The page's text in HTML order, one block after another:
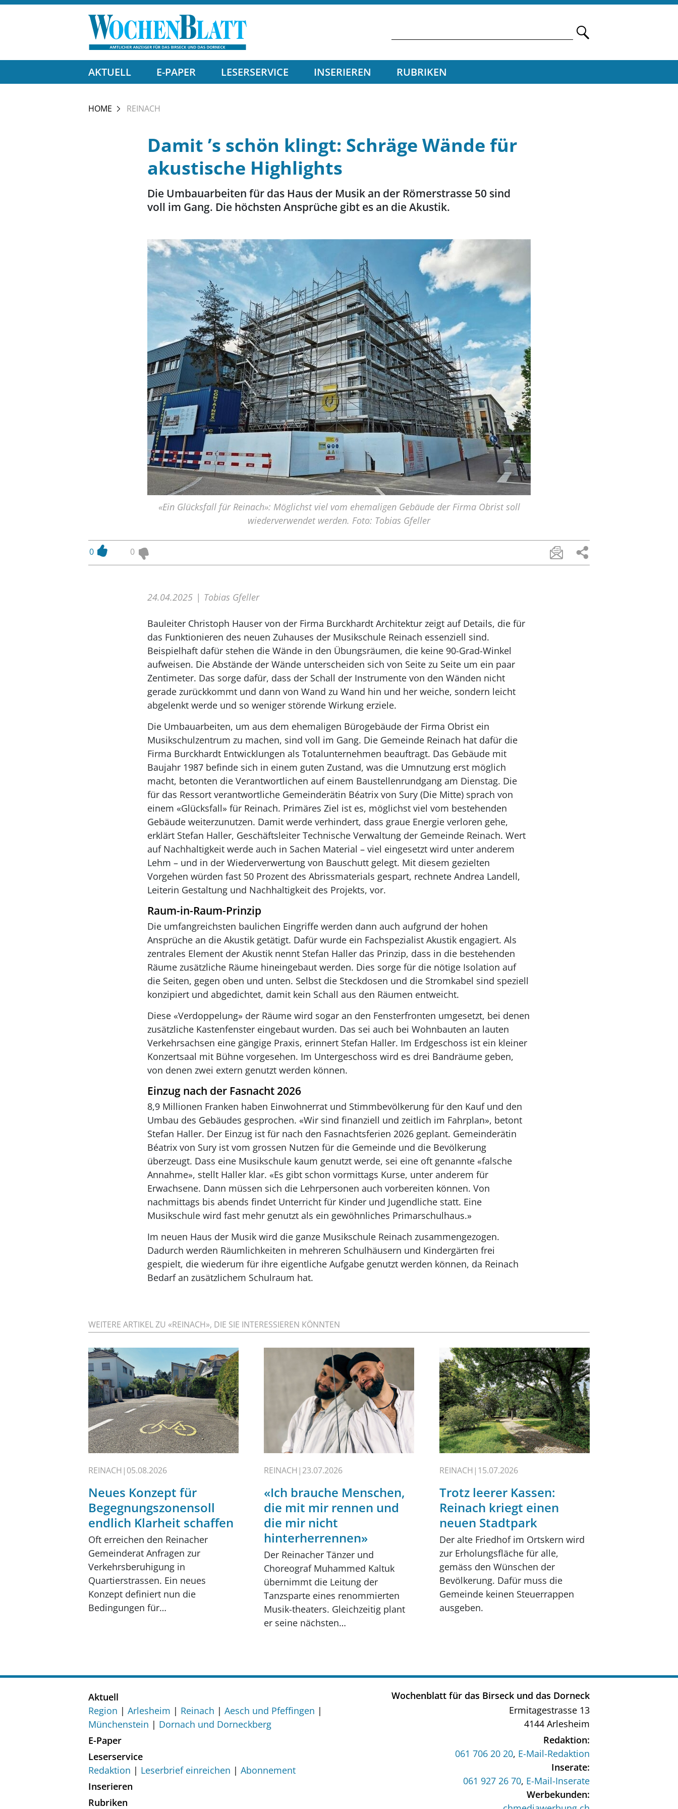
AKTUELL E-PAPER LESERSERVICE INSERIEREN RUBRIKEN
HOME REINACH
Damit ’s schön klingt: Schräge Wände für
akustische Highlights
Die Umbauarbeiten für das Haus der Musik an der Römerstrasse 50 sind
voll im Gang. Die höchsten Ansprüche gibt es an die Akustik.
«Ein Glücksfall für Reinach»: Möglichst viel vom ehemaligen Gebäude der Firma Obrist soll
wiederverwendet werden. Foto: Tobias Gfeller
0 0
24.04.2025 Tobias Gfeller
Bauleiter Christoph Hauser von der Firma Burckhardt Architektur zeigt auf Details, die für
das Funktionieren des neuen Zuhauses der Musikschule Reinach essenziell sind.
Beispielhaft dafür stehen die Wände in den Übungsräumen, die keine 90-Grad-Winkel
aufweisen. Die Abstände der Wände unterscheiden sich von Seite zu Seite um ein paar
Zentimeter. Das sorge dafür, dass der Schall der Instrumente von den Wänden nicht
gerade zurückkommt und dann von Wand zu Wand hin und her weiche, sondern leicht
abgelenkt werde und so weniger störende Wirkung erziele.
Die Umbauarbeiten, um aus dem ehemaligen Bürogebäude der Firma Obrist ein
Musikschulzentrum zu machen, sind voll im Gang. Die Gemeinde Reinach hat dafür die
Firma Burckhardt Entwicklungen als Totalunternehmen beauftragt. Das Gebäude mit
Baujahr 1987 befinde sich in einem guten Zustand, was die Umnutzung erst möglich
macht, betonten die Verantwortlichen auf einem Baustellenrundgang am Dienstag. Die
für das Ressort verantwortliche Gemeinderätin Béatrix von Sury (Die Mitte) sprach von
einem «Glücksfall» für Reinach. Primäres Ziel ist es, möglichst viel vom bestehenden
Gebäude weiterzunutzen. Damit werde verhindert, dass graue Energie verloren gehe,
erklärt Stefan Haller, Geschäftsleiter Technische Verwaltung der Gemeinde Reinach. Wert
auf Nachhaltigkeit werde auch in Sachen Material – viel eingesetzt wird unter anderem
Lehm – und in der Wiederverwertung von Bauschutt gelegt. Mit diesem gezielten
Vorgehen würden fast 50 Prozent des Abrissmaterials gespart, rechnete Andrea Landell,
Leiterin Gestaltung und Nachhaltigkeit des Projekts, vor.
Raum-in-Raum-Prinzip
Die umfangreichsten baulichen Eingriffe werden dann auch aufgrund der hohen
Ansprüche an die Akustik getätigt. Dafür wurde ein Fachspezialist Akustik engagiert. Als
zentrales Element der Akustik nennt Stefan Haller das Prinzip, dass in die bestehenden
Räume zusätzliche Räume hineingebaut werden. Dies sorge für die nötige Isolation auf
die Seiten, gegen oben und unten. Selbst die Steckdosen und die Stromkabel sind speziell
konzipiert und abgedichtet, damit kein Schall aus den Räumen entweicht.
Diese «Verdoppelung» der Räume wird sogar an den Fensterfronten umgesetzt, bei denen
zusätzliche Kastenfenster eingebaut wurden. Das sei auch bei Wohnbauten an lauten
Verkehrsachsen eine gängige Praxis, erinnert Stefan Haller. Im Erdgeschoss ist ein kleiner
Konzertsaal mit Bühne vorgesehen. Im Untergeschoss wird es drei Bandräume geben,
von denen zwei extern genutzt werden können.
Einzug nach der Fasnacht 2026
8,9 Millionen Franken haben Einwohnerrat und Stimmbevölkerung für den Kauf und den
Umbau des Gebäudes gesprochen. «Wir sind finanziell und zeitlich im Fahrplan», betont
Stefan Haller. Der Einzug ist für nach den Fasnachtsferien 2026 geplant. Gemeinderätin
Béatrix von Sury ist vom grossen Nutzen für die Gemeinde und die Bevölkerung
überzeugt. Dass eine Musikschule kaum genutzt werde, sei eine oft genannte «falsche
Annahme», stellt Haller klar. «Es gibt schon vor­mittags Kurse, unter anderem für
Erwachsene. Dann müssen sich die Lehrpersonen auch vorbereiten können. Von
nachmittags bis abends findet Unterricht für Kinder und Jugendliche statt. Eine
Musikschule wird fast mehr genutzt als ein gewöhnliches Primarschulhaus.»
Im neuen Haus der Musik wird die ganze Musikschule Reinach zusammengezogen.
Dadurch werden Räumlichkeiten in mehreren Schulhäusern und Kindergärten frei
gespielt, die wiederum für ihre eigentliche Aufgabe genutzt werden können, da Reinach
Bedarf an zusätzlichem Schulraum hat.
WEITERE ARTIKEL ZU «REINACH», DIE SIE INTERESSIEREN KÖNNTEN
REINACH 05.08.2026
Neues Konzept für
Begegnungszonensoll
endlich Klarheit schaffen
Oft erreichen den Reinacher
Gemeinderat Anfragen zur
Verkehrsberuhigung in
Quartierstrassen. Ein neues
Konzept definiert nun die
Bedingungen für…
REINACH 23.07.2026
«Ich brauche Menschen,
die mit mir rennen und
die mir nicht
hinterherrennen»
Der Reinacher Tänzer und
Choreograf Muhammed Kaltuk
übernimmt die Leitung der
Tanzsparte eines renommierten
Musik-theaters. Gleichzeitig plant
er seine nächsten…
REINACH 15.07.2026
Trotz leerer Kassen:
Reinach kriegt einen
neuen Stadtpark
Der alte Friedhof im Ortskern wird
zur Erholungsfläche für alle,
gemäss den Wünschen der
Bevölkerung. Dafür muss die
Gemeinde keinen Steuerrappen
ausgeben.
Aktuell
Region
Arlesheim Reinach
Aesch und Pfeffingen
Münchenstein
Dornach und Dorneckberg
E-Paper
Leserservice
Redaktion
Leserbrief einreichen
Abonnement
Inserieren
Rubriken
Wochenblatt für das Birseck und das Dorneck
Ermitagestrasse 13
4144 Arlesheim
Redaktion:
061 706 20 20, E-Mail-Redaktion
Inserate:
061 927 26 70, E-Mail-Inserate
Werbekunden: